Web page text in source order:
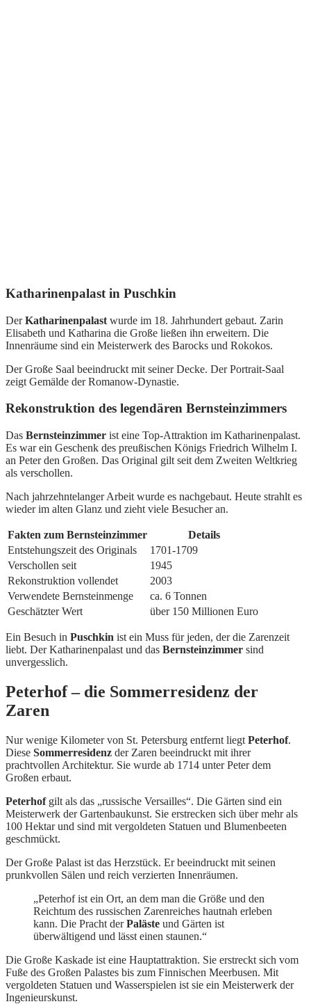
Katharinenpalast in Puschkin
DerKatharinenpalast wurde im 18. Jahrhundert gebaut. Zarin
Elisabeth und Katharina die Große ließen ihn erweitern. Die
Innenräume sind ein Meisterwerk des Barocks und Rokokos.
Der Große Saal beeindruckt mit seiner Decke. Der Portrait-Saal
zeigt Gemälde der Romanow-Dynastie.
Rekonstruktion des legendären Bernsteinzimmers
Das Bernsteinzimmer ist eine Top-Attraktion im Katharinenpalast.
Es war ein Geschenk des preußischen Königs Friedrich Wilhelm I.
an Peter den Großen. Das Original gilt seit dem Zweiten Weltkrieg
als verschollen.
Nach jahrzehntelanger Arbeit wurde es nachgebaut. Heute strahlt es
wieder im alten Glanz und zieht viele Besucher an.
Fakten zum Bernsteinzimmer
Details
Entstehungszeit des Originals
1701-1709
Verschollen seit
1945
Rekonstruktion vollendet
2003
Verwendete Bernsteinmenge
ca. 6 Tonnen
Geschätzter Wert
über 150 Millionen Euro
Ein Besuch in Puschkin ist ein Muss für jeden, der die Zarenzeit
liebt. Der Katharinenpalast und das Bernsteinzimmer sind
unvergesslich.
Peterhof – die Sommerresidenz der
Zaren
Nur wenige Kilometer von St. Petersburg entfernt liegt Peterhof.
Diese Sommerresidenz der Zaren beeindruckt mit ihrer
prachtvollen Architektur. Sie wurde ab 1714 unter Peter dem
Großen erbaut.
Peterhofgilt als das „russische Versailles“. Die Gärten sind ein
Meisterwerk der Gartenbaukunst. Sie erstrecken sich über mehr als
100 Hektar und sind mit vergoldeten Statuen und Blumenbeeten
geschmückt.
Der Große Palast ist das Herzstück. Er beeindruckt mit seinen
prunkvollen Sälen und reich verzierten Innenräumen.
„Peterhof ist ein Ort, an dem man die Größe und den
Reichtum des russischen Zarenreiches hautnah erleben
kann. Die Pracht derPaläste und Gärten ist
überwältigend und lässt einen staunen.“
Die Große Kaskade ist eine Hauptattraktion. Sie erstreckt sich vom
Fuße des Großen Palastes bis zum Finnischen Meerbusen. Mit
vergoldeten Statuen und Wasserspielen ist sie ein Meisterwerk der
Ingenieurskunst.